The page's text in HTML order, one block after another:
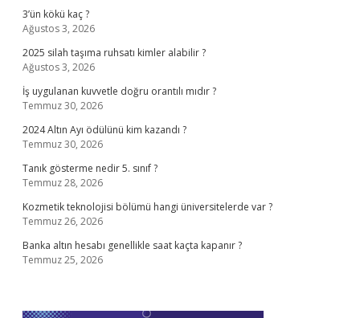
3’ün kökü kaç ?
Ağustos 3, 2026
2025 silah taşıma ruhsatı kimler alabilir ?
Ağustos 3, 2026
İş uygulanan kuvvetle doğru orantılı mıdır ?
Temmuz 30, 2026
2024 Altın Ayı ödülünü kim kazandı ?
Temmuz 30, 2026
Tanık gösterme nedir 5. sınıf ?
Temmuz 28, 2026
Kozmetik teknolojisi bölümü hangi üniversitelerde var ?
Temmuz 26, 2026
Banka altın hesabı genellikle saat kaçta kapanır ?
Temmuz 25, 2026